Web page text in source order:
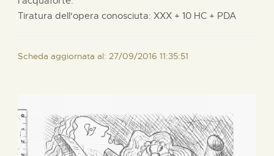
Tiratura dell'opera conosciuta: XXX + 10 HC + PDA
Scheda aggiornata al: 27/09/2016 11:35:51